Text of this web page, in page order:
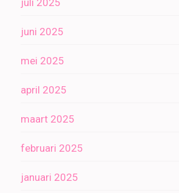
juli 2025
juni 2025
mei 2025
april 2025
maart 2025
februari 2025
januari 2025